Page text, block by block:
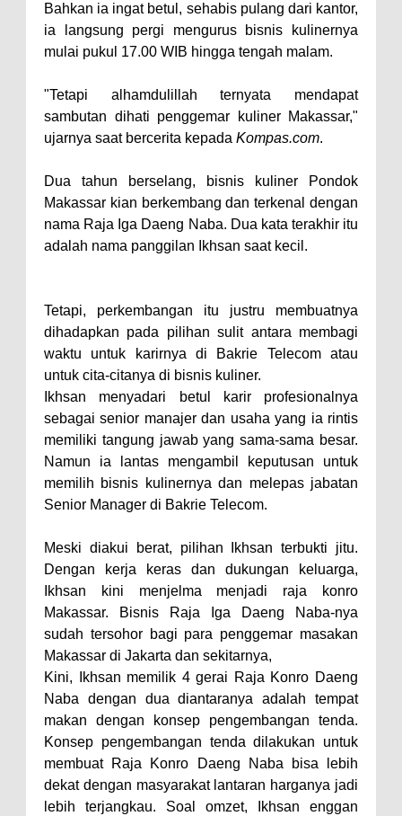
Bahkan ia ingat betul, sehabis pulang dari kantor,
ia langsung pergi mengurus bisnis kulinernya
mulai pukul 17.00 WIB hingga tengah malam.
"Tetapi alhamdulillah ternyata mendapat
sambutan dihati penggemar kuliner Makassar,"
ujarnya saat bercerita kepada Kompas.com.
Dua tahun berselang, bisnis kuliner Pondok
Makassar kian berkembang dan terkenal dengan
nama Raja Iga Daeng Naba. Dua kata terakhir itu
adalah nama panggilan Ikhsan saat kecil.
Tetapi, perkembangan itu justru membuatnya
dihadapkan pada pilihan sulit antara membagi
waktu untuk karirnya di Bakrie Telecom atau
untuk cita-citanya di bisnis kuliner.
Ikhsan menyadari betul karir profesionalnya
sebagai senior manajer dan usaha yang ia rintis
memiliki tangung jawab yang sama-sama besar.
Namun ia lantas mengambil keputusan untuk
memilih bisnis kulinernya dan melepas jabatan
Senior Manager di Bakrie Telecom.
Meski diakui berat, pilihan Ikhsan terbukti jitu.
Dengan kerja keras dan dukungan keluarga,
Ikhsan kini menjelma menjadi raja konro
Makassar. Bisnis Raja Iga Daeng Naba-nya
sudah tersohor bagi para penggemar masakan
Makassar di Jakarta dan sekitarnya,
Kini, Ikhsan memilik 4 gerai Raja Konro Daeng
Naba dengan dua diantaranya adalah tempat
makan dengan konsep pengembangan tenda.
Konsep pengembangan tenda dilakukan untuk
membuat Raja Konro Daeng Naba bisa lebih
dekat dengan masyarakat lantaran harganya jadi
lebih terjangkau. Soal omzet, Ikhsan enggan